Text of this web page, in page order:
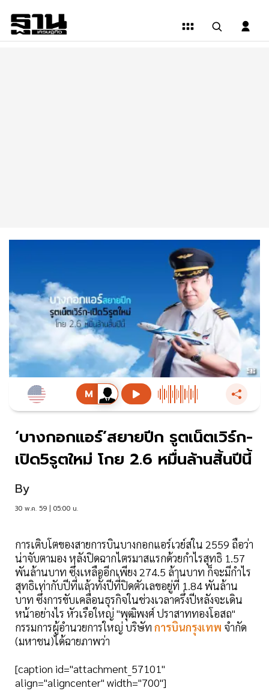
‘บางกอกแอร์’สยายปีก รูตเน็ตเวิร์ก-
เปิด5รูตใหม่ โกย 2.6 หมื่นล้านสิ้นปีนี้
By
30 พ.ค. 59 | 05:00 น.
การเติบโตของสายการบินบางกอกแอร์เวย์สใน 2559 ถือว่า
น่าจับตามอง หลังปิดฉากไตรมาสแรกด้วยกำไรสุทธิ 1.57
พันล้านบาท ซึ่งเหลืออีกเพียง 274.5 ล้านบาท ก็จะมีกำไร
สุทธิเท่ากับปีที่แล้วทั้งปีที่ปิดตัวเลขอยู่ที่ 1.84 พันล้าน
บาท ซึ่งการขับเคลื่อนธุรกิจในช่วงเวลาครึ่งปีหลังจะเดิน
หน้าอย่างไร หัวเรือใหญ่ "พุฒิพงศ์ ปราสาททองโอสถ"
กรรมการผู้อำนวยการใหญ่ บริษัท การบินกรุงเทพ จำกัด
(มหาชน)ได้ฉายภาพว่า
[caption id="attachment_57101"
align="aligncenter" width="700"]